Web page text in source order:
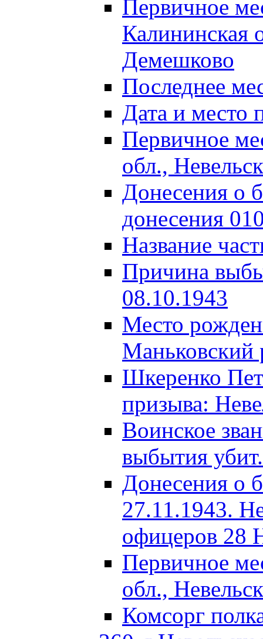
Первичное
Калининская
Демешково
Последнее
Дата и место
Первичное
обл.,
Донесения о
донесения
Название
Причина
08.10.1943
Место
Маньковский
Шкеренко
призыва:
Воинское
выбытия убит.
Донесения о
27.11.1943.
офицеров 28
Первичное
обл.,
Комсорг